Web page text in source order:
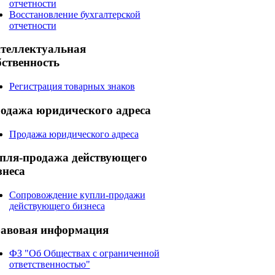
отчетности
Восстановление бухгалтерской
отчетности
Регистрация товарных знаков
юридического адреса
Продажа юридического адреса
продажадействующего
Сопровождение купли-продажи
действующего бизнеса
информация
ФЗ "Об Обществах с ограниченной
ответственностью"